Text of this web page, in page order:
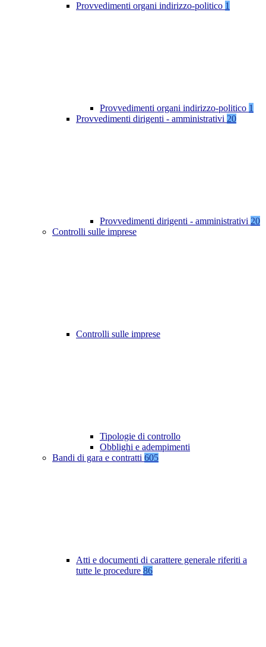
Provvedimenti organi indirizzo-politico 1
Provvedimenti organi indirizzo-politico 1
Provvedimenti dirigenti - amministrativi 20
Provvedimenti dirigenti - amministrativi 20
Controlli sulle imprese
Controlli sulle imprese
Tipologie di controllo
Obblighi e adempimenti
Bandi di gara e contratti 605
Atti e documenti di carattere generale riferiti a
tutte le procedure 86